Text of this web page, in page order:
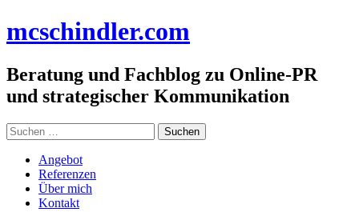
Inhalt
mcschindler.com
Beratung und Fachblog zu Online-PR
und strategischer Kommunikation
Suchen
nach:
Angebot
Referenzen
Über mich
Kontakt